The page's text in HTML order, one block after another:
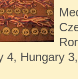
4, Hungary